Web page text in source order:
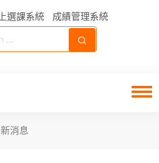
選課系統 成績管理系統
消息